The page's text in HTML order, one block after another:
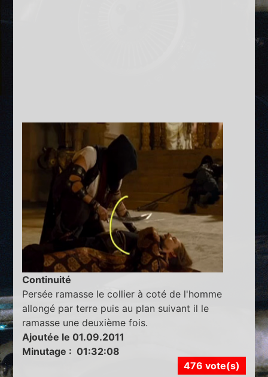
Continuité
Persée ramasse le collier à coté de l'homme
allongé par terre puis au plan suivant il le
ramasse une deuxième fois.
Ajoutée le 01.09.2011
Minutage : 01:32:08
476 vote(s)